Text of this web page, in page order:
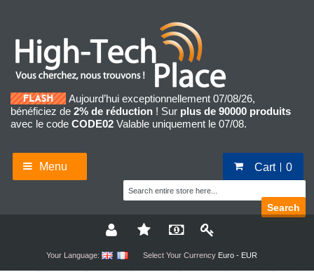
Aujourd’hui exceptionnellement 07/08/26,
bénéficiez de 2% de réduction ! Sur plus de 90000 produits
avec le code CODE02 Valable uniquement le 07/08.
Menu Cart 0
Search
Your Language: Select Your Currency Euro - EUR